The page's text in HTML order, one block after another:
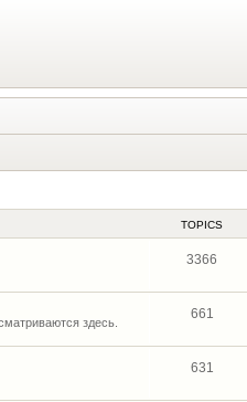
TOPICS
3366
здесь.
661
631